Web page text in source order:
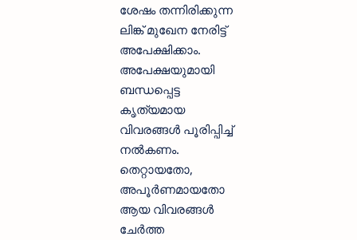
ശേഷം തന്നിരിക്കുന്ന
ലിങ്ക് മുഖേന നേരിട്ട്
അപേക്ഷിക്കാം.
അപേക്ഷയുമായി
ബന്ധപ്പെട്ട
കൃത്യമായ
വിവരങ്ങള്‍ പൂരിപ്പിച്ച്
നല്‍കണം.
തെറ്റായതോ,
അപൂര്‍ണമായതോ
ആയ വിവരങ്ങള്‍
ചേര്‍ത്ത